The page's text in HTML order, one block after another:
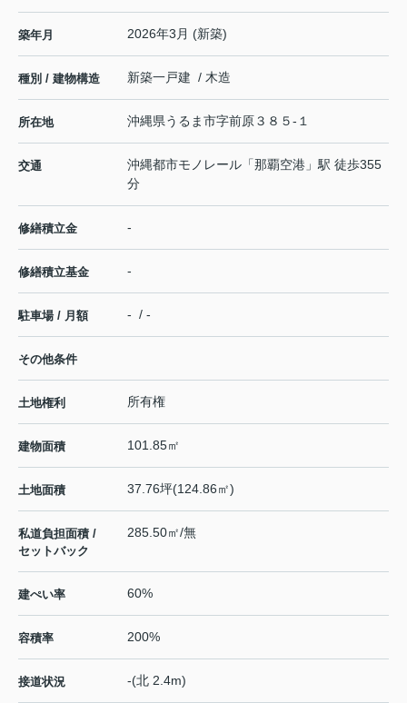
築年月 2026年3月 (新築)
種別 / 建物構造 新築一戸建 / 木造
所在地 沖縄県うるま市字前原３８５-１
交通 沖縄都市モノレール 「那覇空港 」駅 徒歩355
分
修繕積立金 -
修繕積立基金 -
駐車場 / 月額 - / -
その他条件
土地権利 所有権
建物面積 101.85㎡
土地面積 37.76坪(124.86㎡)
私道負担面積 /
セットバック
285.50㎡/無
建ぺい率 60%
容積率 200%
接道状況 -(北 2.4m)